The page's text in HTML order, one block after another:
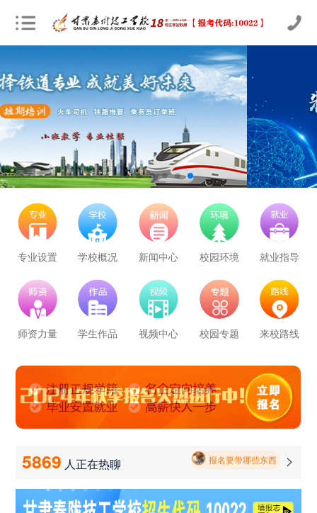
专业设置 学校概况 新闻中心 校园环境 就业指导
师资力量 学生作品 视频中心 校园专题 来校路线
5869 人正在热聊
学校里面的漂亮女孩子多不多呀
报名要带哪些东西
毕业以后的就业率怎么样呀 
农业机械运维 30 26 技能证书+学历证书 立即预约
通信运营服务 30 26 技能证书+学历证书 立即预约
立即预约
轨道交通车辆运检 50 43 技能证书+学历证书 立即预约
立即预约
技能证书+学历证书 立即预约
公路施工与养护 30
电子商务 26 技能证书+学历证书